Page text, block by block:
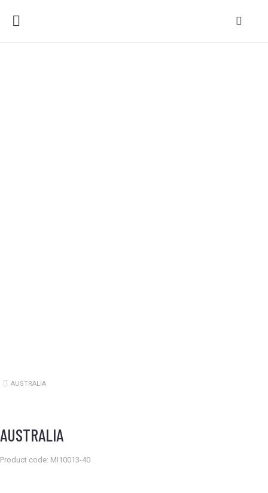
Estás aquí:
AUSTRALIA
AUSTRALIA
Product code: MI10013-40